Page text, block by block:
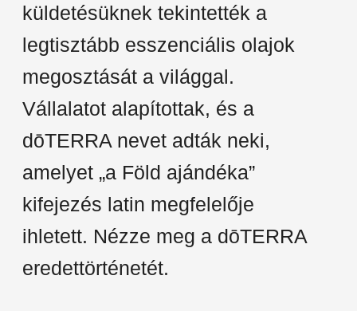
küldetésüknek tekintették a
legtisztább esszenciális olajok
megosztását a világgal.
Vállalatot alapítottak, és a
dōTERRA nevet adták neki,
amelyet „a Föld ajándéka”
kifejezés latin megfelelője
ihletett. Nézze meg a dōTERRA
eredettörténetét.